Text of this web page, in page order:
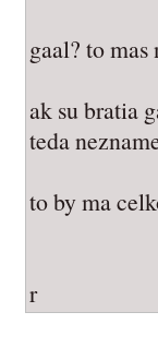
gaal? to
ak su bratia
teda
to by ma
r